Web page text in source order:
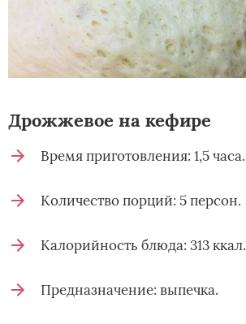
Дрожжевое на кефире­
Время приготовления: 1,5 часа.
Количество порций: 5 персон.
Калорийность блюда: 313 ккал.
Предназначение: выпечка.